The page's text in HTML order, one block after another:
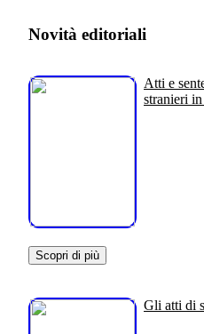
Novità editoriali
Atti e
stranieri
Scopri di più
Gli atti di